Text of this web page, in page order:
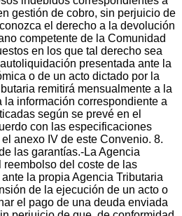
gestión de cobro, sin perjuicio de
el derecho a la devolución
competente de la Comunidad
en los que tal derecho sea
presentada ante la
o de un acto dictado por la
remitirá mensualmente a la
la información correspondiente a
según se prevé en el
con las especificaciones
anexo IV de este Convenio. 8.
las garantías.-La Agencia
reembolso del coste de las
la propia Agencia Tributaria
de la ejecución de un acto o
el pago de una deuda enviada